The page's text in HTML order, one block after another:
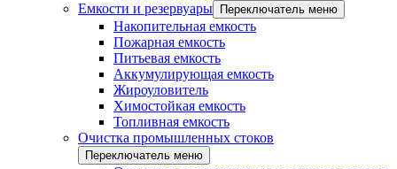
Емкости и резервуары
Переключатель меню
Накопительная емкость
Пожарная емкость
Питьевая емкость
Аккумулирующая емкость
Жироуловитель
Химостойкая емкость
Топливная емкость
Очистка промышленных стоков
Переключатель меню